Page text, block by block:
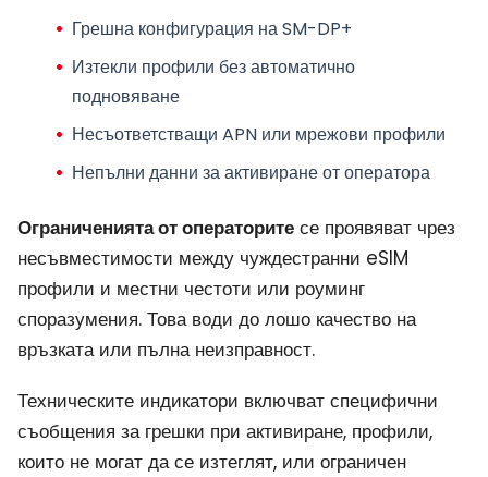
Грешна конфигурация на SM-DP+
Изтекли профили без автоматично
подновяване
Несъответстващи APN или мрежови профили
Непълни данни за активиране от оператора
Ограниченията от операторите се проявяват чрез
несъвместимости между чуждестранни eSIM
профили и местни честоти или роуминг
споразумения. Това води до лошо качество на
връзката или пълна неизправност.
Техническите индикатори включват специфични
съобщения за грешки при активиране, профили,
които не могат да се изтеглят, или ограничен